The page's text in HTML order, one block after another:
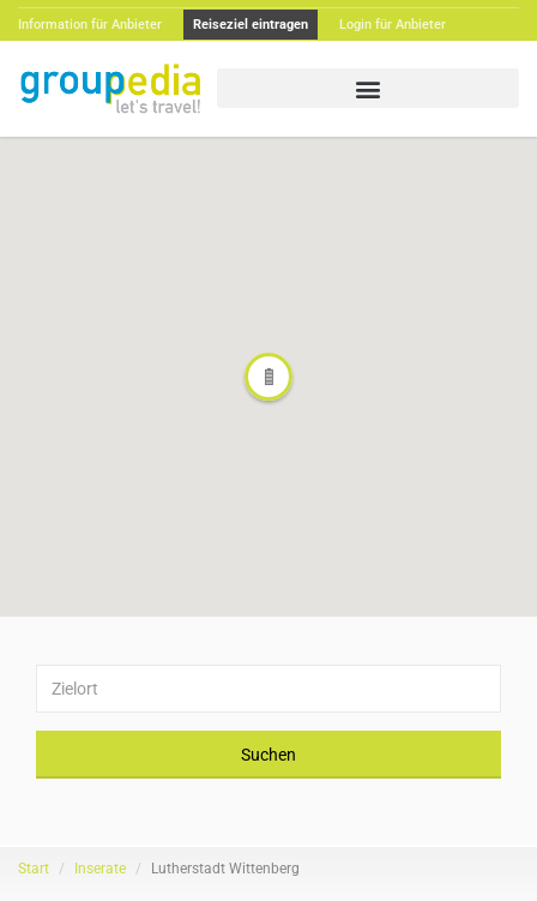
Information für Anbieter Reiseziel eintragen Login für Anbieter
Suchen
Start Inserate Lutherstadt Wittenberg